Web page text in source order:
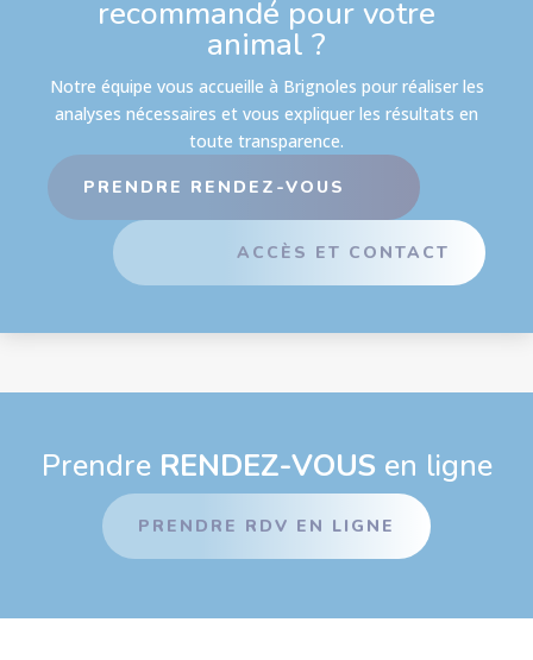
recommandé pour votre
animal ?
Notre équipe vous accueille à Brignoles pour réaliser les
analyses nécessaires et vous expliquer les résultats en
toute transparence.
PRENDRE RENDEZ-VOUS
ACCÈS ET CONTACT
Prendre RENDEZ-VOUS en ligne
PRENDRE RDV EN LIGNE